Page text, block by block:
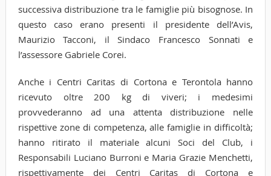
successiva distribuzione tra le famiglie più bisognose. In
questo caso erano presenti il presidente dell’Avis,
Maurizio Tacconi, il Sindaco Francesco Sonnati e
l’assessore Gabriele Corei.
Anche i Centri Caritas di Cortona e Terontola hanno
ricevuto oltre 200 kg di viveri; i medesimi
provvederanno ad una attenta distribuzione nelle
rispettive zone di competenza, alle famiglie in difficoltà;
hanno ritirato il materiale alcuni Soci del Club, i
Responsabili Luciano Burroni e Maria Grazie Menchetti,
rispettivamente dei Centri Caritas di Cortona e